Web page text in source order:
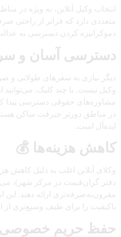
انتخاب وکیل آنلاین، به ویژه در
متعددی دارد که فراتر از راحتی
دموکراتیزه کردن دسترسی به
دسترسی آسان و
دیگر نیازی به سفرهای طولانی و
وکیل نیست. با چند کلیک، می‌توانید
مشاوره‌های حقوقی دسترسی پیدا
در مناطق دورتر جیرفت ساکن
ایده‌آل است.
کاهش هزینه‌ها 💰
وکلای آنلاین اغلب به دلیل کاهش
دفتر گران‌قیمت در مرکز شهر)،
مقرون‌به‌صرفه‌تری ارائه دهند.
باکیفیت را برای طیف وسیع‌تری از
حفظ حریم خصوصی